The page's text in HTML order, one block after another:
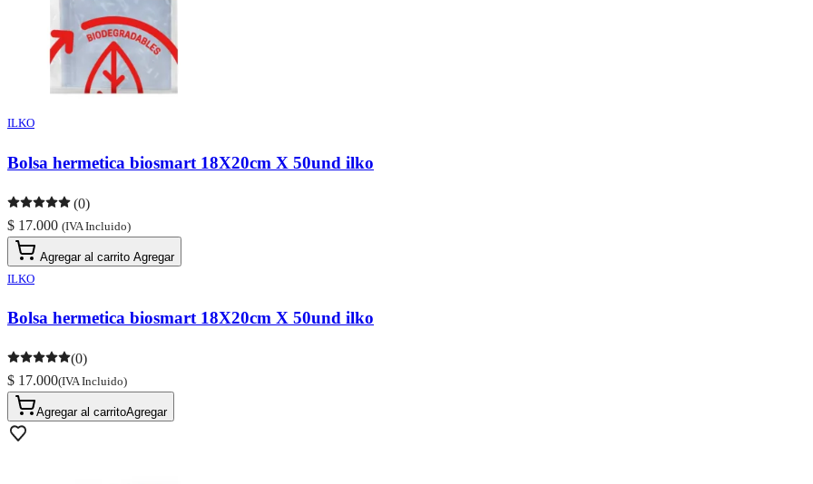
ILKO
Bolsa hermetica biosmart 18X20cm X 50und ilko
(0)
$ 17.000 (IVA Incluido)
Agregar al carrito Agregar
ILKO
Bolsa hermetica biosmart 18X20cm X 50und ilko
(0)
$ 17.000(IVA Incluido)
Agregar al carritoAgregar